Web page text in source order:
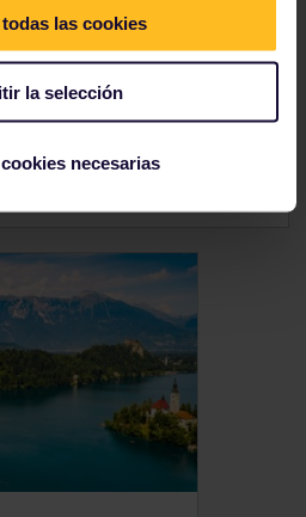
las cookies
la selección
necesarias